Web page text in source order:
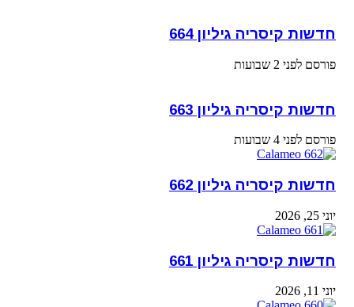
חדשות קיסריה גיליון 664
פורסם לפני 2 שבועות
חדשות קיסריה גיליון 663
פורסם לפני 4 שבועות
חדשות קיסריה גיליון 662
יוני 25, 2026
חדשות קיסריה גיליון 661
יוני 11, 2026